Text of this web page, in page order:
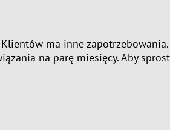
ma inne
na parę miesięcy. Aby